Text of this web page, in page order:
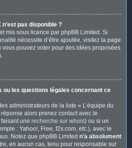
pas disponible ?
mis sous licence par phpBB Limited. Si
nécessite d’être ajoutée, visitez la page
vous pouvez voter pour des idées proposées
ou les questions légales concernant ce
administrateurs de la liste « L’équipe du
alors prenez contact avec le
une recherche sur whois) ou si un
: Yahoo!, Free, f2s.com, etc.), avec le
Notez que phpBB Limited n’a absolument
en aucun cas, tenu pour responsable sur